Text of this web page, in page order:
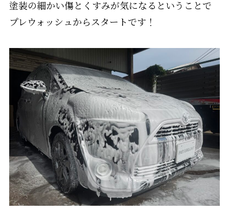
塗装の細かい傷とくすみが気になるということで
プレウォッシュからスタートです！